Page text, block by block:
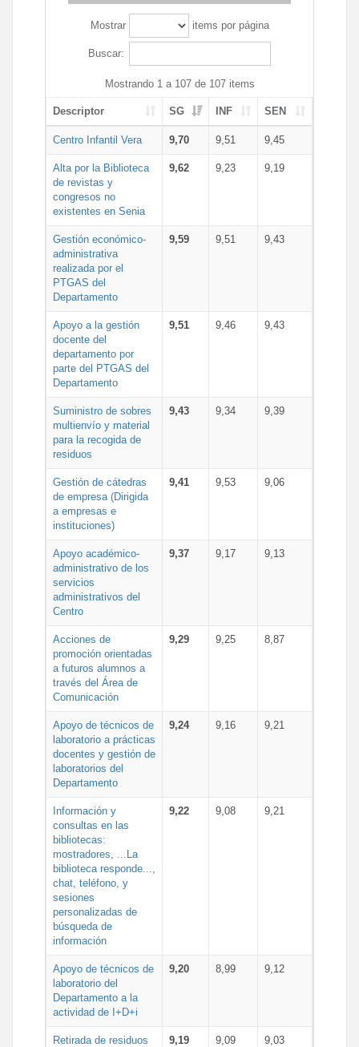
Mostrar items por página
Buscar:
Mostrando 1 a 107 de 107 items
Descriptor SG INF SEN
Centro Infantil Vera 9,70 9,51 9,45
Alta por la Biblioteca
de revistas y
congresos no
existentes en Senia
9,62 9,23 9,19
Gestión económico-
administrativa
realizada por el
PTGAS del
Departamento
9,59 9,51 9,43
Apoyo a la gestión
docente del
departamento por
parte del PTGAS del
Departamento
9,51 9,46 9,43
Suministro de sobres
multienvío y material
para la recogida de
residuos
9,43 9,34 9,39
Gestión de cátedras
de empresa (Dirigida
a empresas e
instituciones)
9,41 9,53 9,06
Apoyo académico-
administrativo de los
servicios
administrativos del
Centro
9,37 9,17 9,13
Acciones de
promoción orientadas
a futuros alumnos a
través del Área de
Comunicación
9,29 9,25 8,87
Apoyo de técnicos de
laboratorio a prácticas
docentes y gestión de
laboratorios del
Departamento
9,24 9,16 9,21
Información y
consultas en las
bibliotecas:
mostradores, ...La
biblioteca responde...,
chat, teléfono, y
sesiones
personalizadas de
búsqueda de
información
9,22 9,08 9,21
Apoyo de técnicos de
laboratorio del
Departamento a la
actividad de I+D+i
9,20 8,99 9,12
Retirada de residuos
9,19 9,09 9,03